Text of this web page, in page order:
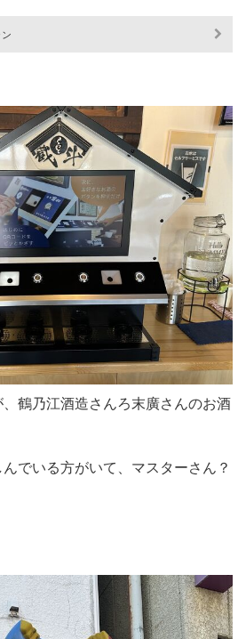
鶴乃江酒造さんろ末廣さんのお酒
でいる方がいて、マスターさん？